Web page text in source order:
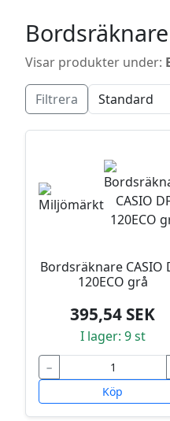
Bordsräknare
Visar produkter under:
Filtrera
Bordsräknare CASIO
120ECO grå
395,54 SEK
I lager: 9 st
−
Köp